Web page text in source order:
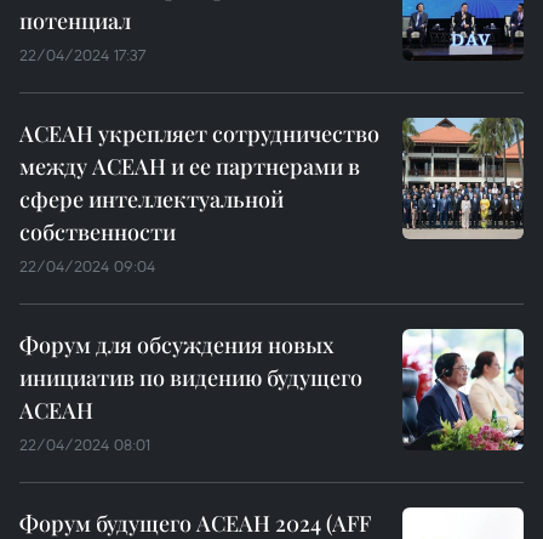
потенциал
22/04/2024 17:37
АСЕАН укрепляет сотрудничество
между АСЕАН и ее партнерами в
сфере интеллектуальной
собственности
22/04/2024 09:04
Форум для обсуждения новых
инициатив по видению будущего
АСЕАН
22/04/2024 08:01
Форум будущего АСЕАН 2024 (AFF